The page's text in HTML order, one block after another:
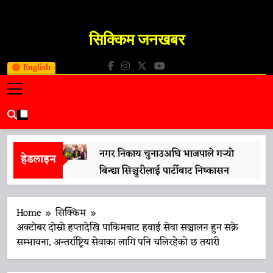
English
सिक्किम जनखबर
Sikkim JanKhabar
हेडलाइन
नगर निकाय चुनाउअघि भाजपाले गर्‍यो
बिन्द्या सिञ्चुरीलाई पार्टीबाट निष्कासन
13 April 2026
शक्ति वन्दन अधिनियम’लाई समर्थन
13 April 2026
प्रधानमन्त्री मोदीको भ्रमणको तयारीलाई
Home
सिक्किम
अक्टोबर दोस्रो हप्तादेखि पाकिमबाट हवाई सेवा सञ्चालन हुन सक्ने
सम्भावना, अन्तर्राष्ट्रिय सेवाका लागि पनि चलिरहेको छ तयारी